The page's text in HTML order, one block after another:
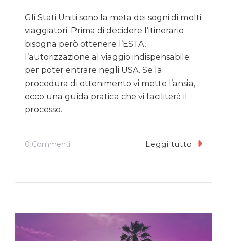
Gli Stati Uniti sono la meta dei sogni di molti
viaggiatori. Prima di decidere l’itinerario
bisogna però ottenere l’ESTA,
l’autorizzazione al viaggio indispensabile
per poter entrare negli USA. Se la
procedura di ottenimento vi mette l’ansia,
ecco una guida pratica che vi faciliterà il
processo.
0 Commenti Leggi tutto